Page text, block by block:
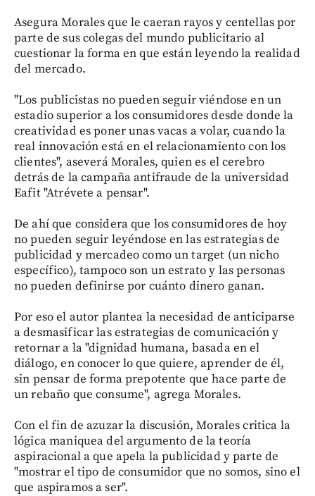
Asegura Morales que le caeran rayos y centellas por
parte de sus colegas del mundo publicitario al
cuestionar la forma en que están leyendo la realidad
del mercado.
"Los publicistas no pueden seguir viéndose en un
estadio superior a los consumidores desde donde la
creatividad es poner unas vacas a volar, cuando la
real innovación está en el relacionamiento con los
clientes", aseverá Morales, quien es el cerebro
detrás de la campaña antifraude de la universidad
Eafit "Atrévete a pensar".
De ahí que considera que los consumidores de hoy
no pueden seguir leyéndose en las estrategias de
publicidad y mercadeo como un target (un nicho
específico), tampoco son un estrato y las personas
no pueden definirse por cuánto dinero ganan.
Por eso el autor plantea la necesidad de anticiparse
a desmasificar las estrategias de comunicación y
retornar a la "dignidad humana, basada en el
diálogo, en conocer lo que quiere, aprender de él,
sin pensar de forma prepotente que hace parte de
un rebaño que consume", agrega Morales.
Con el fin de azuzar la discusión, Morales critica la
lógica maniquea del argumento de la teoría
aspiracional a que apela la publicidad y parte de
"mostrar el tipo de consumidor que no somos, sino el
que aspiramos a ser".